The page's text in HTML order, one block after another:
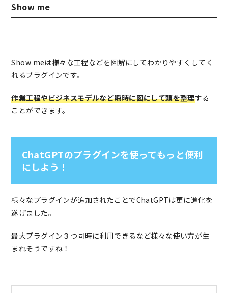
Show me
Show meは様々な工程などを図解にしてわかりやすくしてく
れるプラグインです。
作業工程やビジネスモデルなど瞬時に図にして頭を整理する
ことができます。
ChatGPTのプラグインを使ってもっと便利
にしよう！
様々なプラグインが追加されたことでChatGPTは更に進化を
遂げました。
最大プラグイン３つ同時に利用できるなど様々な使い方が生
まれそうですね！